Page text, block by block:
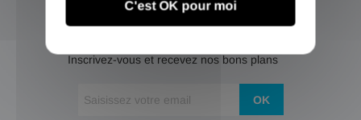
NEWSLETTER
Inscrivez-vous et recevez nos bons plans
OK
C'est OK pour moi